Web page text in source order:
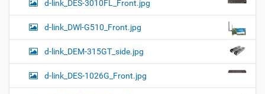
d-link_DES-3010FL_Front.jpg
d-link_DWl-G510_Front.jpg
d-link_DEM-315GT_side.jpg
d-link_DES-1026G_Front.jpg